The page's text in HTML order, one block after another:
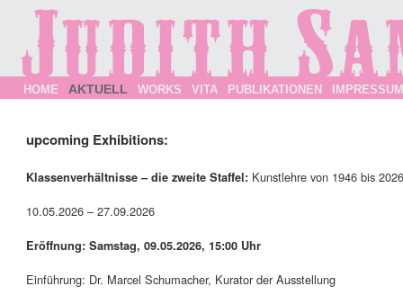
HOME AKTUELL WORKS VITA PUBLIKATIONEN IMPRESSUM
upcoming Exhibitions:
Klassenverhältnisse – die zweite Staffel: Kunstlehre von 1946 bis 2026
10.05.2026 – 27.09.2026
Eröffnung: Samstag, 09.05.2026, 15:00 Uhr
Einführung: Dr. Marcel Schumacher, Kurator der Ausstellung